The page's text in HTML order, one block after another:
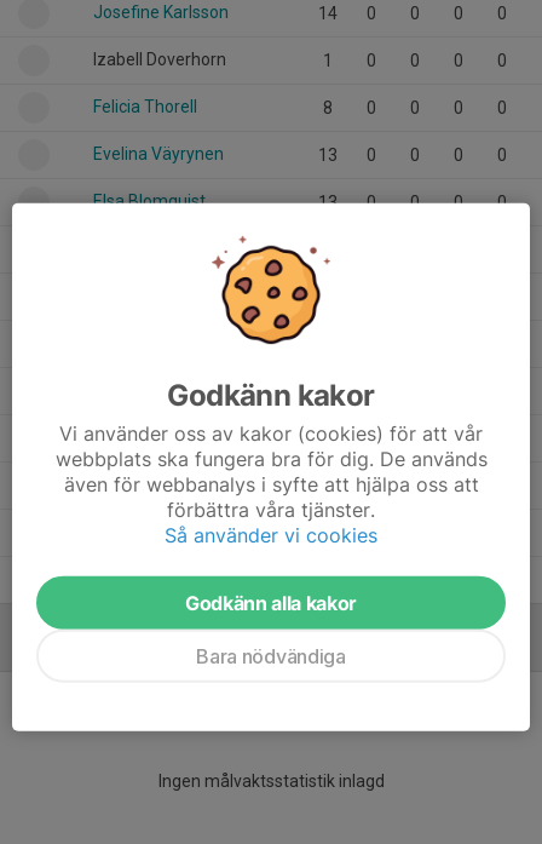
Josefine Karlsson 14 0 0 0 0
Izabell Doverhorn 1 0 0 0 0
Felicia Thorell 8 0 0 0 0
Evelina Väyrynen 13 0 0 0 0
Elsa Blomquist 13 0 0 0 0
Alva Broström Grylin 14 0
Alma Eldh Gustavsson 14 0 0 0
Alicia Krés Johansson 11 0 0 0
Alice Jansson 10 0
Adina Jansson 12 0 0 0 0
Ingen målvaktsstatistik inlagd
Godkänn kakor
Vi använder oss av kakor (cookies) för att vår
webbplats ska fungera bra för dig. De används
även för webbanalys i syfte att hjälpa oss att
förbättra våra tjänster.
Så använder vi cookies
Godkänn alla kakor
Bara nödvändiga